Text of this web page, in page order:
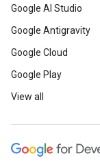
Google AI Studio
Google Antigravity
Google Cloud
Google Play
View all